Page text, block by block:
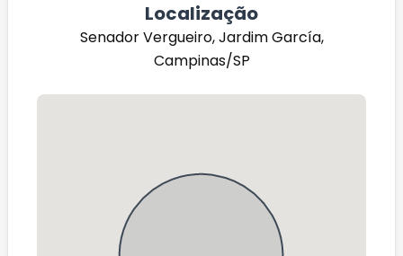
Localização
Senador Vergueiro, Jardim García,
Campinas/SP